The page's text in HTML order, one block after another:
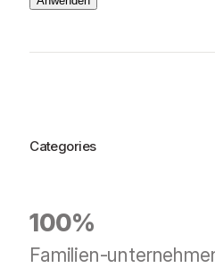
Categories
100%
Familien-